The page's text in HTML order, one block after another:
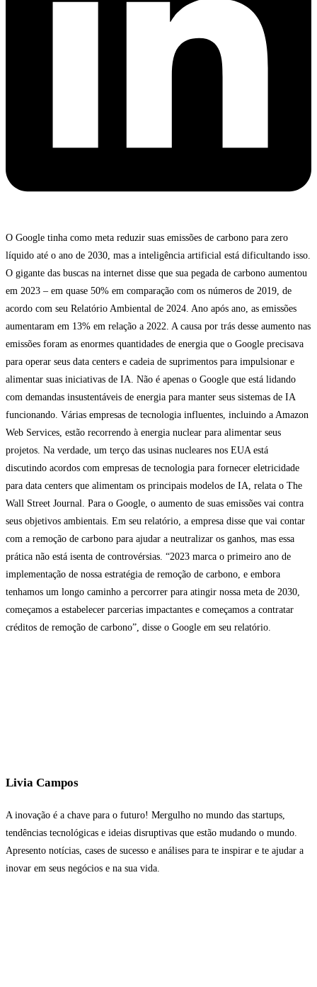
O Google tinha como meta reduzir suas emissões de carbono para zero
líquido até o ano de 2030, mas a inteligência artificial está dificultando isso.
O gigante das buscas na internet disse que sua pegada de carbono aumentou
em 2023 – em quase 50% em comparação com os números de 2019, de
acordo com seu Relatório Ambiental de 2024. Ano após ano, as emissões
aumentaram em 13% em relação a 2022. A causa por trás desse aumento nas
emissões foram as enormes quantidades de energia que o Google precisava
para operar seus data centers e cadeia de suprimentos para impulsionar e
alimentar suas iniciativas de IA. Não é apenas o Google que está lidando
com demandas insustentáveis de energia para manter seus sistemas de IA
funcionando. Várias empresas de tecnologia influentes, incluindo a Amazon
Web Services, estão recorrendo à energia nuclear para alimentar seus
projetos. Na verdade, um terço das usinas nucleares nos EUA está
discutindo acordos com empresas de tecnologia para fornecer eletricidade
para data centers que alimentam os principais modelos de IA, relata o The
Wall Street Journal. Para o Google, o aumento de suas emissões vai contra
seus objetivos ambientais. Em seu relatório, a empresa disse que vai contar
com a remoção de carbono para ajudar a neutralizar os ganhos, mas essa
prática não está isenta de controvérsias. “2023 marca o primeiro ano de
implementação de nossa estratégia de remoção de carbono, e embora
tenhamos um longo caminho a percorrer para atingir nossa meta de 2030,
começamos a estabelecer parcerias impactantes e começamos a contratar
créditos de remoção de carbono”, disse o Google em seu relatório.
Livia Campos
A inovação é a chave para o futuro! Mergulho no mundo das startups,
tendências tecnológicas e ideias disruptivas que estão mudando o mundo.
Apresento notícias, cases de sucesso e análises para te inspirar e te ajudar a
inovar em seus negócios e na sua vida.